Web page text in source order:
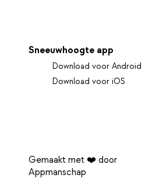
Sneeuwhoogte app
Download voor Android
Download voor iOS
Gemaakt met ❤️ door
Appmanschap